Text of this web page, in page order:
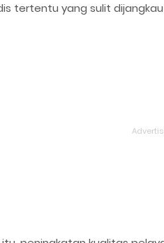
tertentu yang sulit